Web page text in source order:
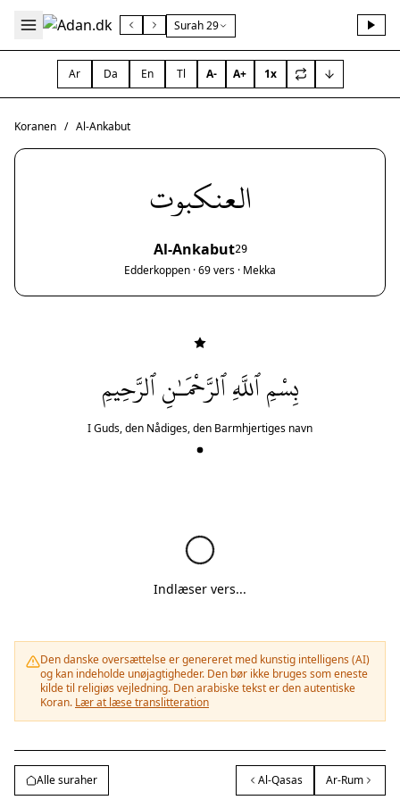
Surah 29
Ar Da En Tl A- A+ 1x
Koranen / Al-Ankabut
العنكبوت
Al-Ankabut29
Edderkoppen · 69 vers · Mekka
بِسْمِ ٱللَّهِ ٱلرَّحْمَـٰنِ ٱلرَّحِيمِ
I Guds, den Nådiges, den Barmhjertiges navn
Indlæser vers...
Den danske oversættelse er genereret med kunstig intelligens (AI)
og kan indeholde unøjagtigheder. Den bør ikke bruges som eneste
kilde til religiøs vejledning. Den arabiske tekst er den autentiske
Koran. Lær at læse translitteration
Alle suraher Al-Qasas Ar-Rum